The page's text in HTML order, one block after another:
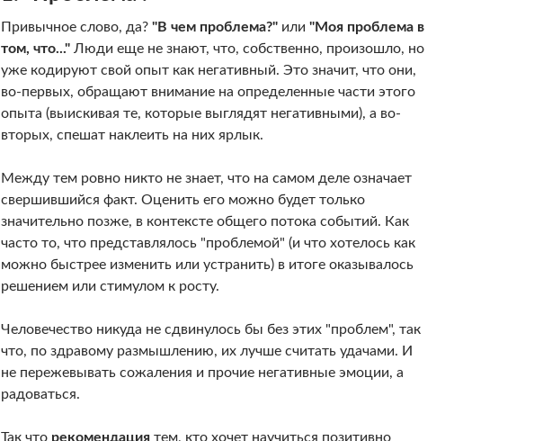
Привычное слово, да? "В чем проблема?" или "Моя проблема в
том, что..." Люди еще не знают, что, собственно, произошло, но
уже кодируют свой опыт как негативный. Это значит, что они,
во-первых, обращают внимание на определенные части этого
опыта (выискивая те, которые выглядят негативными), а во-
вторых, спешат наклеить на них ярлык.
Между тем ровно никто не знает, что на самом деле означает
свершившийся факт. Оценить его можно будет только
значительно позже, в контексте общего потока событий. Как
часто то, что представлялось "проблемой" (и что хотелось как
можно быстрее изменить или устранить) в итоге оказывалось
решением или стимулом к росту.
Человечество никуда не сдвинулось бы без этих "проблем", так
что, по здравому размышлению, их лучше считать удачами. И
не пережевывать сожаления и прочие негативные эмоции, а
радоваться.
Так что рекомендация тем, кто хочет научиться позитивно